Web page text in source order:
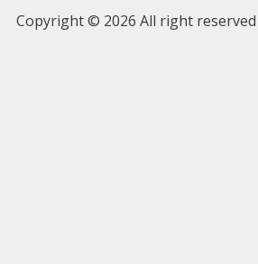
Copyright © 2026 All right reserved